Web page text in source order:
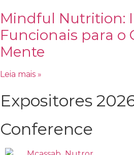
Mindful Nutrition:
Funcionais para o
Mente
Leia mais »
Expositores
Conference